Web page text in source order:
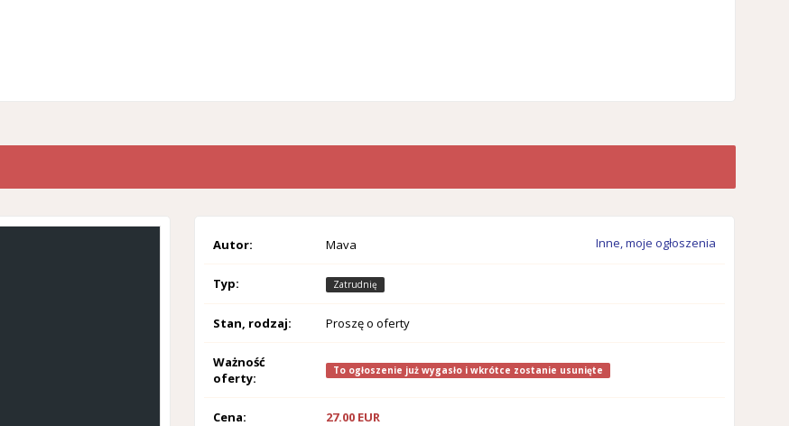
Autor: Mava Inne, moje ogłoszenia
Typ: Zatrudnię
Stan, rodzaj: Proszę o oferty
Ważność
oferty:
To ogłoszenie już wygasło i wkrótce zostanie usunięte
Cena: 27.00 EUR